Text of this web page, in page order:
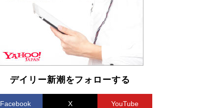
デイリー新潮をフォローする
Facebook X YouTube